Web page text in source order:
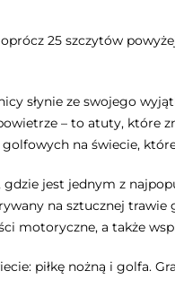
25 szczytów
słynie ze swojego
– to atuty, które
na świecie,
gdzie jest jednym z
na sztucznej
motoryczne, a także
piłkę nożną i golfa.